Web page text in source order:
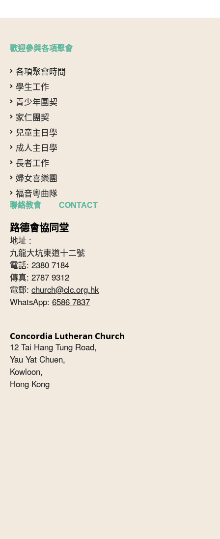
歡迎參與各項聚會
各項聚會時間
學生工作
青少年團契
家仁團契
兒童主日學
成人主日學
長者工作
婦女喜樂團
福音粵曲隊
聯絡教會 CONTACT
路德會協同堂
地址 :
九龍大坑東道十二號
電話: 2380 7184
傳真: 2787 9312
電郵: church@clc.org.hk
WhatsApp: 6586 7837
Concordia Lutheran Church
12 Tai Hang Tung Road,
Yau Yat Chuen,
Kowloon,
Hong Kong